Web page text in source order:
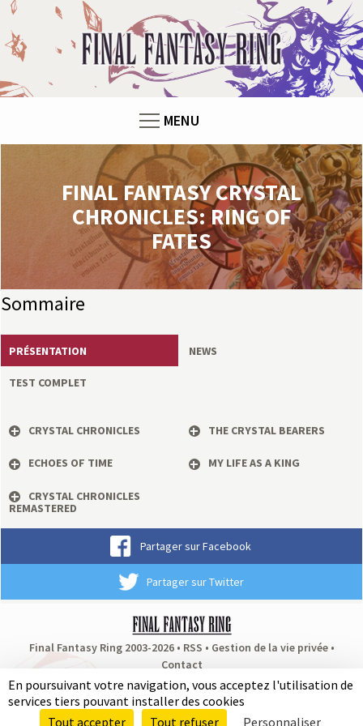
F
n
n
t
a
R
i
n
g
MENU
FINAL FANTASY CRYSTAL
CHRONICLES: RING OF
FATES
Partager sur Facebook
Partager sur Twitter
Sommaire
PRÉSENTATION NEWS
TEST COMPLET
CRYSTAL CHRONICLES THE CRYSTAL BEARERS
ECHOES OF TIME MY LIFE AS A KING
CRYSTAL CHRONICLES
REMASTERED
Final Fantasy Ring 2003-2026 • RSS • Gestion de la vie privée•
Contact
Partenaires :RPG Soluce•Dragon Quest Fan•Puissance Zelda
Panneau de gestion des cookies
En poursuivant votre navigation, vous acceptez l'utilisation de
services tiers pouvant installer des cookies
Tout accepter
Tout refuser Personnaliser